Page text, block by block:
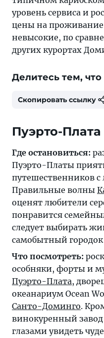
уровень сервиса и
цены на проживание
невысокие, по
других курортах
Делитесь тем, что
Скопировать ссылку
Пуэрто-
Где остановиться:
Пуэрто-Платы
путешественников
Правильные волны
оценят любители
понравится
следует выбирать
самобытный городок
Что посмотреть:
особняки, форты и
Пуэрто-Плата,
океанариум Ocean
Санто-Доминго.
винокуренный
глазами увидеть